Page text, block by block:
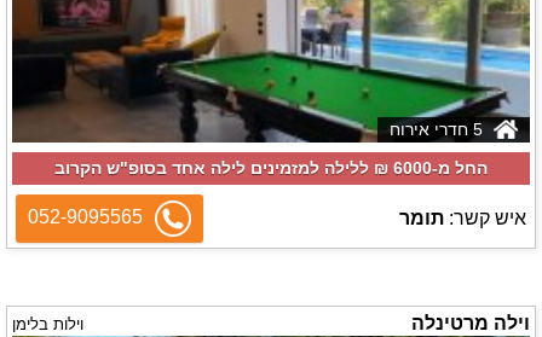
החל מ-‏6000 ₪ ללילה למזמינים לילה אחד בסופ"ש הקרוב
איש קשר: תומר 052-9095565
וילה מרטינלה וילות בלימן